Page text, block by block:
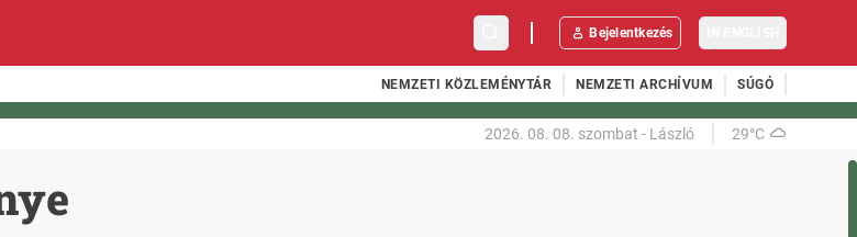
Bejelentkezés
NEMZETI KÖZLEMÉNYTÁR NEMZETI ARCHÍVUM SÚGÓ
2026. 08. 08. szombat - László 29°C